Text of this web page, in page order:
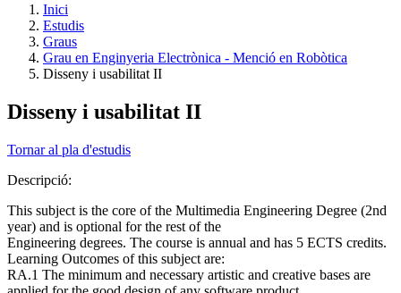
Inici
Estudis
Graus
Grau en Enginyeria Electrònica - Menció en Robòtica
Disseny i usabilitat II
Disseny i usabilitat II
Tornar al pla d'estudis
Descripció:
This subject is the core of the Multimedia Engineering Degree (2nd
year) and is optional for the rest of the
Engineering degrees. The course is annual and has 5 ECTS credits.
Learning Outcomes of this subject are:
RA.1 The minimum and necessary artistic and creative bases are